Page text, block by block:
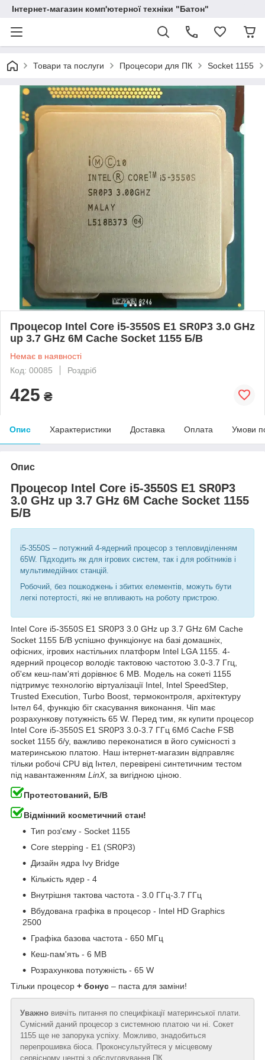
Інтернет-магазин комп'ютерної техніки "Батон"
Товари та послуги Процесори для ПК Socket 1155
Процесор Intel Core i5-3550S E1 SR0P3 3.0 GHz
up 3.7 GHz 6M Cache Socket 1155 Б/В
Немає в наявності
Код: 00085
Роздріб
425 ₴
Опис Характеристики Доставка Оплата Умови
Опис
Процесор Intel Core i5-3550S E1 SR0P3
3.0 GHz up 3.7 GHz 6M Cache Socket 1155
Б/В
i5-3550S – потужний 4-ядерний процесор з тепловиділенням
65W. Підходить як для ігрових систем, так і для робітників і
мультимедійних станцій.
Робочий, без пошкоджень і збитих елементів, можуть бути
легкі потертості, які не впливають на роботу пристрою.
Intel Core i5-3550S E1 SR0P3 3.0 GHz up 3.7 GHz 6M Cache
Socket 1155 Б/В успішно функціонує на базі домашніх,
офісних, ігрових настільних платформ Intel LGA 1155. 4-
ядерний процесор володіє тактовою частотою 3.0-3.7 Ггц,
об'єм кеш-пам'яті дорівнює 6 MB. Модель на сокеті 1155
підтримує технологію віртуалізації Intel, Intel SpeedStep,
Trusted Execution, Turbo Boost, термоконтроля, архітектуру
Інтел 64, функцію біт скасування виконання. Чіп має
розрахункову потужність 65 W. Перед тим, як купити процесор
Intel Core i5-3550S E1 SR0P3 3.0-3.7 ГГц 6Мб Cache FSB
socket 1155 б/у, важливо переконатися в його сумісності з
материнською платою. Наш інтернет-магазин відправляє
тільки робочі CPU від Інтел, перевірені синтетичним тестом
під навантаженням LinX, за вигідною ціною.
Протестований, Б/В
Відмінний косметичний стан!
Тип роз'єму - Socket 1155
Core stepping - E1 (SR0P3)
Дизайн ядра Ivy Bridge
Кількість ядер - 4
Внутрішня тактова частота - 3.0 ГГц-3.7 ГГц
Вбудована графіка в процесор - Intel HD Graphics
2500
Графіка базова частота - 650 МГц
Кеш-пам'ять - 6 MB
Розрахункова потужність - 65 W
Тільки процесор + бонус – паста для заміни!
Уважно вивчіть питання по специфікації материнської плати.
Сумісний даний процесор з системною платою чи ні. Сокет
1155 ще не запорука успіху. Можливо, знадобиться
перепрошивка біоса. Проконсультуйтеся у місцевому
сервісному центрі з обслуговування ПК.